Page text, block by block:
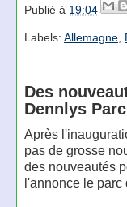
Publié à 19:04
Labels: Allemagne,
Des
Dennlys Parc
Après
pas de grosse
des nouveautés
l'annonce le parc